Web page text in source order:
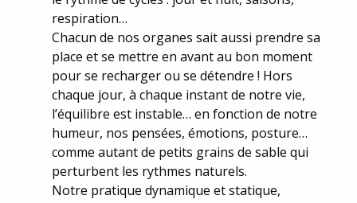
respiration…
Chacun de nos organes sait aussi prendre sa
place et se mettre en avant au bon moment
pour se recharger ou se détendre ! Hors
chaque jour, à chaque instant de notre vie,
l’équilibre est instable… en fonction de notre
humeur, nos pensées, émotions, posture…
comme autant de petits grains de sable qui
perturbent les rythmes naturels.
Notre pratique dynamique et statique,